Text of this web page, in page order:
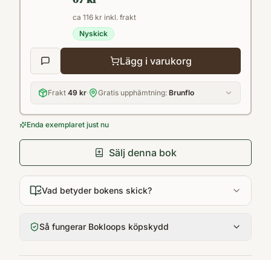
ca 116 kr inkl. frakt
Nyskick
Lägg i varukorg
Frakt 49 kr· Gratis upphämtning: Brunflo
Enda exemplaret just nu
Sälj denna bok
Vad betyder bokens skick?
Så fungerar Bokloops köpskydd